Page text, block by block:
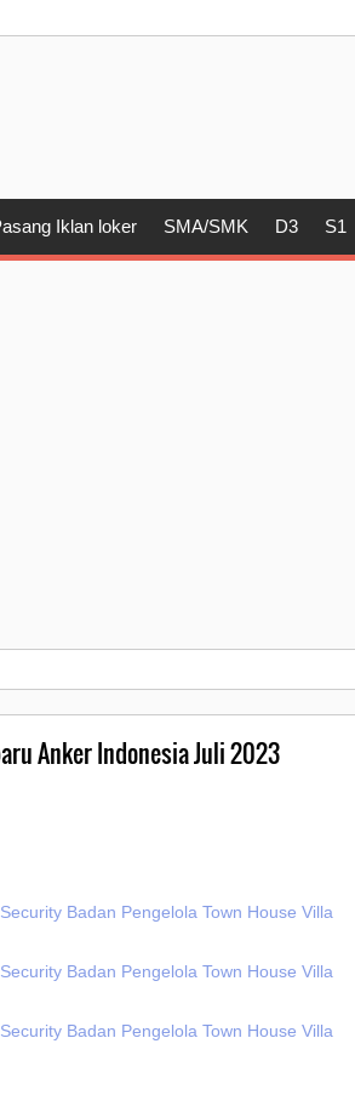
Iklan loker SMA/SMK D3 S1
Anker Indonesia Juli 2023
Badan Pengelola Town House Villa
Badan Pengelola Town House Villa
Badan Pengelola Town House Villa